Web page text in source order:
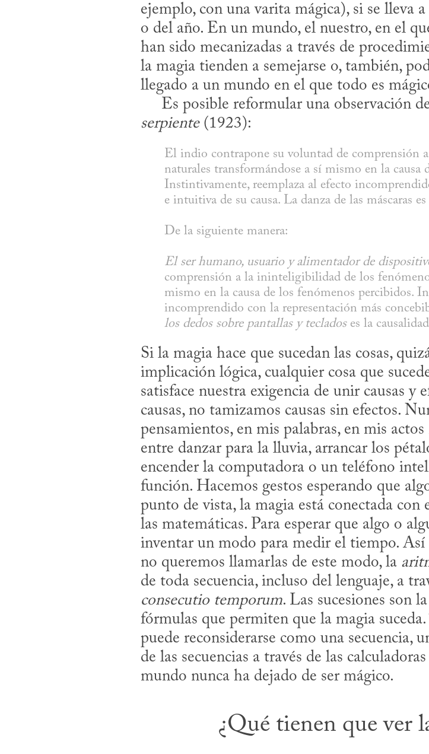
ejemplo, con una varita mágica), si se lleva
o del año. En un mundo, el nuestro, en el
han sido mecanizadas a través de
la magia tienden a semejarse o, también,
llegado a un mundo en el que todo es
Es posible reformular una
serpiente (1923):
El indio contrapone su voluntad de comprensión
naturales transformándose a sí mismo en la causa
Instintivamente, reemplaza al efecto
e intuitiva de su causa. La danza de las máscaras
El ser humano, usuario y alimentador de
comprensión a la ininteligibilidad de los
mismo en la causa de los fenómenos percibidos.
incomprendido con la representación más
los dedos sobre pantallas y teclados es la
Si la magia hace que sucedan las cosas,
implicación lógica, cualquier cosa que
satisface nuestra exigencia de unir causas y
causas, no tamizamos causas sin efectos.
pensamientos, en mis palabras, en mis
entre danzar para la lluvia, arrancar los
encender la computadora o un teléfono
función. Hacemos gestos esperando que
punto de vista, la magia está conectada
las matemáticas. Para esperar que algo o
inventar un modo para medir el tiempo. Así
no queremos llamarlas de este modo, la
consecutio temporum. Las sucesiones son
fórmulas que permiten que la magia
puede reconsiderarse como una secuencia,
de las secuencias a través de las
mundo nunca ha dejado de ser mágico.
¿Qué tienen que ver